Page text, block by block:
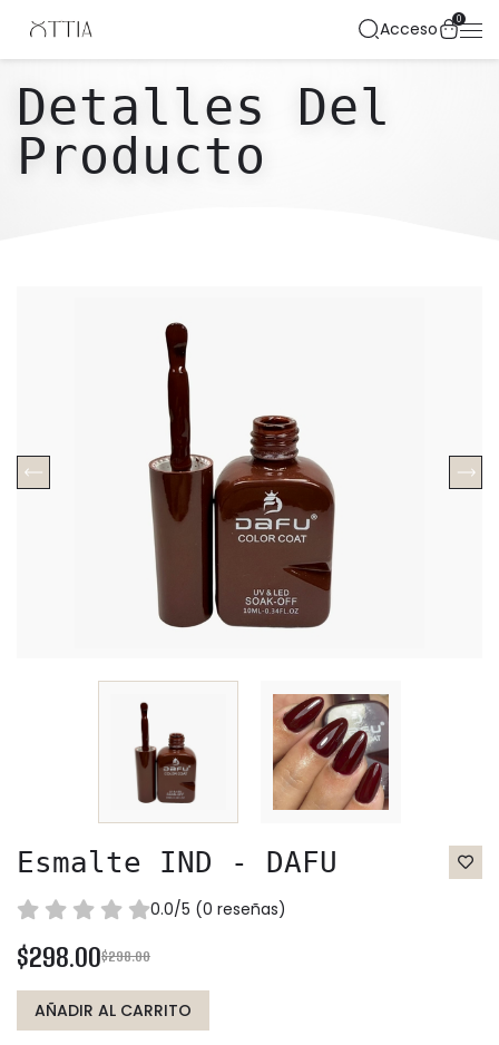
Acceso 0
Detalles Del
Producto
Esmalte IND - DAFU
0.0/5 (0 reseñas)
$298.00$298.00
AÑADIR AL CARRITO